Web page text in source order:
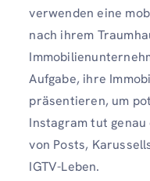
verwenden eine
nach ihrem
Aufgabe, ihre
präsentieren, um
Instagram tut
von Posts,
IGTV-Leben.